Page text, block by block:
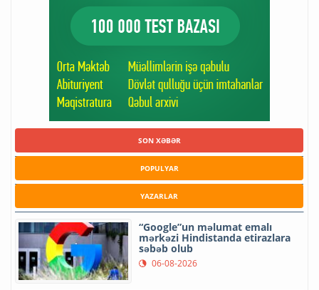
SON XƏBƏR
POPULYAR
YAZARLAR
“Google”un məlumat emalı
mərkəzi Hindistanda etirazlara
səbəb olub
06-08-2026